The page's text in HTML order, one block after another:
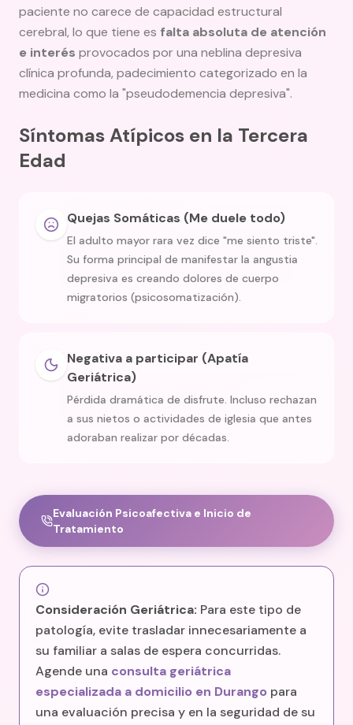
paciente no carece de capacidad estructural
cerebral, lo que tiene es falta absoluta de atención
e interés provocados por una neblina depresiva
clínica profunda, padecimiento categorizado en la
medicina como la "pseudodemencia depresiva".
Síntomas Atípicos en la Tercera
Edad
Quejas Somáticas (Me duele todo)
El adulto mayor rara vez dice "me siento triste".
Su forma principal de manifestar la angustia
depresiva es creando dolores de cuerpo
migratorios (psicosomatización).
Negativa a participar (Apatía
Geriátrica)
Pérdida dramática de disfrute. Incluso rechazan
a sus nietos o actividades de iglesia que antes
adoraban realizar por décadas.
Evaluación Psicoafectiva e Inicio de
Tratamiento
Consideración Geriátrica: Para este tipo de
patología, evite trasladar innecesariamente a
su familiar a salas de espera concurridas.
Agende una consulta geriátrica
especializada a domicilio en Durango para
una evaluación precisa y en la seguridad de su